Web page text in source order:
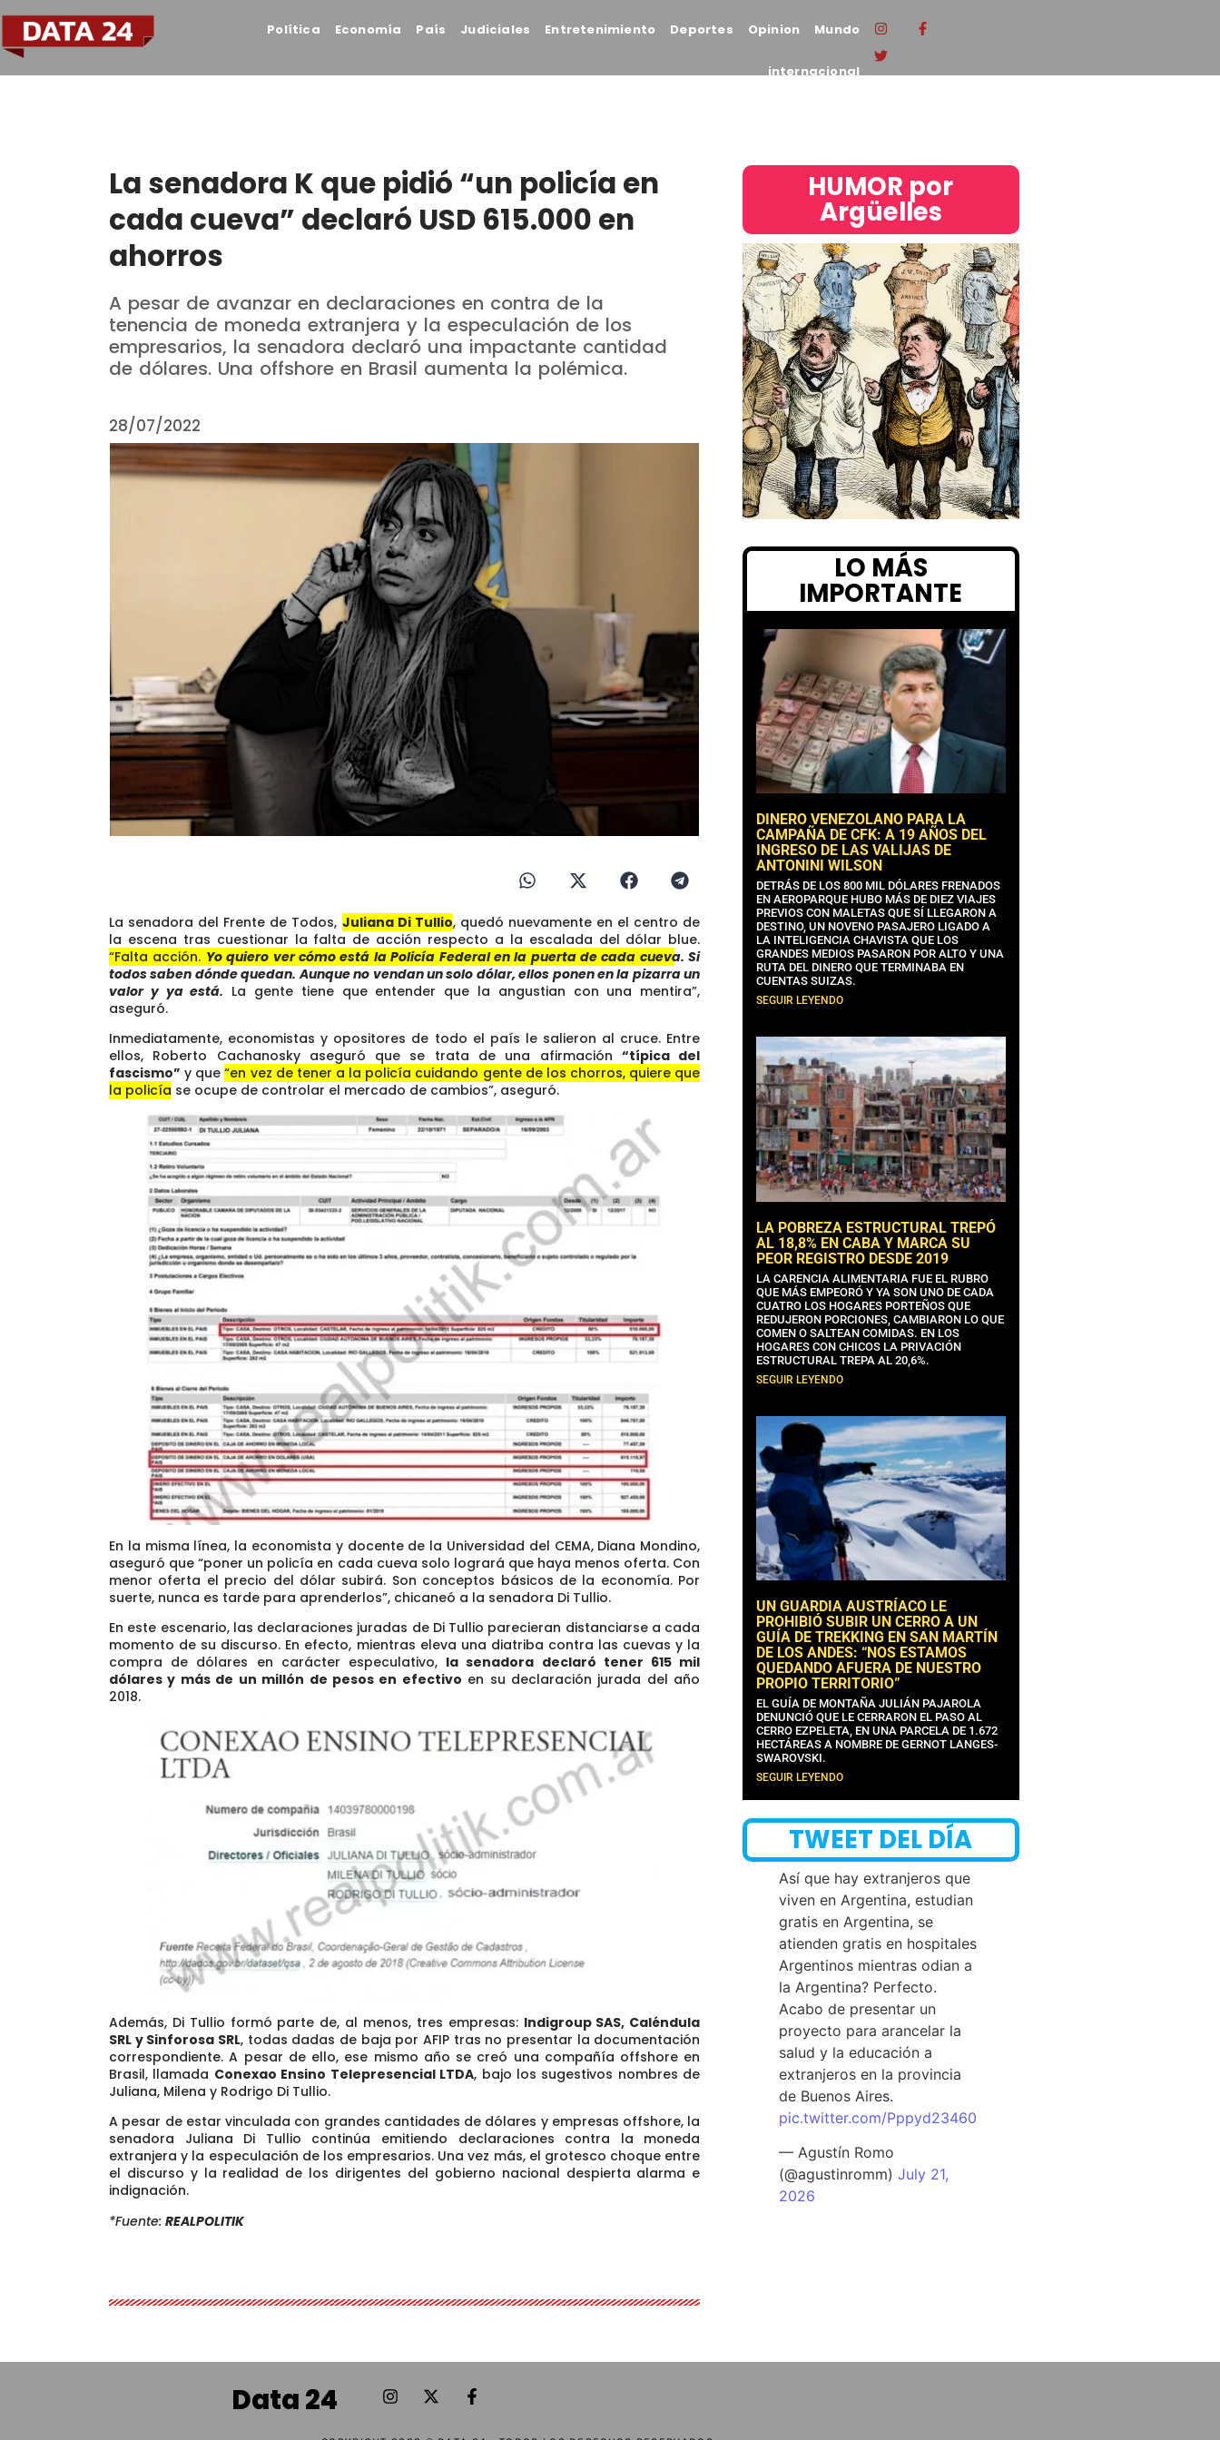
Política Economía País Judiciales Entretenimiento Deportes Opinion Mundo
internacional
La senadora K que pidió “un policía en
cada cueva” declaró USD 615.000 en
ahorros
A pesar de avanzar en declaraciones en contra de la
tenencia de moneda extranjera y la especulación de los
empresarios, la senadora declaró una impactante cantidad
de dólares. Una offshore en Brasil aumenta la polémica.
28/07/2022
La senadora del Frente de Todos, Juliana Di Tullio, quedó nuevamente en el centro de
la escena tras cuestionar la falta de acción respecto a la escalada del dólar blue.
“Falta acción. Yo quiero ver cómo está la Policía Federal en la puerta de cada cueva. Si
todos saben dónde quedan. Aunque no vendan un solo dólar, ellos ponen en la pizarra un
valor y ya está. La gente tiene que entender que la angustian con una mentira”,
aseguró.
Inmediatamente, economistas y opositores de todo el país le salieron al cruce. Entre
ellos, Roberto Cachanosky aseguró que se trata de una afirmación “típica del
fascismo” y que“en vez de tener a la policía cuidando gente de los chorros, quiere que
la policía se ocupe de controlar el mercado de cambios”, aseguró.
En la misma línea, la economista y docente de la Universidad del CEMA, Diana Mondino,
aseguró que “poner un policía en cada cueva solo logrará que haya menos oferta. Con
menor oferta el precio del dólar subirá. Son conceptos básicos de la economía. Por
suerte, nunca es tarde para aprenderlos”, chicaneó a la senadora Di Tullio.
En este escenario, las declaraciones juradas de Di Tullio parecieran distanciarse a cada
momento de su discurso. En efecto, mientras eleva una diatriba contra las cuevas y la
compra de dólares en carácter especulativo, la senadora declaró tener 615 mil
dólares y más de un millón de pesos en efectivo en su declaración jurada del año
2018.
Además, Di Tullio formó parte de, al menos, tres empresas: Indigroup SAS, Caléndula
SRL y Sinforosa SRL, todas dadas de baja por AFIP tras no presentar la documentación
correspondiente. A pesar de ello, ese mismo año se creó una compañía offshore en
Brasil, llamada Conexao Ensino Telepresencial LTDA, bajo los sugestivos nombres de
Juliana, Milena y Rodrigo Di Tullio.
A pesar de estar vinculada con grandes cantidades de dólares y empresas offshore, la
senadora Juliana Di Tullio continúa emitiendo declaraciones contra la moneda
extranjera y la especulación de los empresarios. Una vez más, el grotesco choque entre
el discurso y la realidad de los dirigentes del gobierno nacional despierta alarma e
indignación.
*Fuente: REALPOLITIK
HUMOR por
Argüelles​
LO MÁS
IMPORTANTE
DINERO VENEZOLANO PARA LA
CAMPAÑA DE CFK: A 19 AÑOS DEL
INGRESO DE LAS VALIJAS DE
ANTONINI WILSON
DETRÁS DE LOS 800 MIL DÓLARES FRENADOS
EN AEROPARQUE HUBO MÁS DE DIEZ VIAJES
PREVIOS CON MALETAS QUE SÍ LLEGARON A
DESTINO, UN NOVENO PASAJERO LIGADO A
LA INTELIGENCIA CHAVISTA QUE LOS
GRANDES MEDIOS PASARON POR ALTO Y UNA
RUTA DEL DINERO QUE TERMINABA EN
CUENTAS SUIZAS.
SEGUIR LEYENDO
LA POBREZA ESTRUCTURAL TREPÓ
AL 18,8% EN CABA Y MARCA SU
PEOR REGISTRO DESDE 2019
LA CARENCIA ALIMENTARIA FUE EL RUBRO
QUE MÁS EMPEORÓ Y YA SON UNO DE CADA
CUATRO LOS HOGARES PORTEÑOS QUE
REDUJERON PORCIONES, CAMBIARON LO QUE
COMEN O SALTEAN COMIDAS. EN LOS
HOGARES CON CHICOS LA PRIVACIÓN
ESTRUCTURAL TREPA AL 20,6%.
SEGUIR LEYENDO
UN GUARDIA AUSTRÍACO LE
PROHIBIÓ SUBIR UN CERRO A UN
GUÍA DE TREKKING EN SAN MARTÍN
DE LOS ANDES: “NOS ESTAMOS
QUEDANDO AFUERA DE NUESTRO
PROPIO TERRITORIO”
EL GUÍA DE MONTAÑA JULIÁN PAJAROLA
DENUNCIÓ QUE LE CERRARON EL PASO AL
CERRO EZPELETA, EN UNA PARCELA DE 1.672
HECTÁREAS A NOMBRE DE GERNOT LANGES-
SWAROVSKI.
SEGUIR LEYENDO
TWEET DEL DÍA
Así que hay extranjeros que
viven en Argentina, estudian
gratis en Argentina, se
atienden gratis en hospitales
Argentinos mientras odian a
la Argentina? Perfecto.
Acabo de presentar un
proyecto para arancelar la
salud y la educación a
extranjeros en la provincia
de Buenos Aires.
pic.twitter.com/Pppyd23460
— Agustín Romo
(@agustinromm)July 21,
2026
Data 24